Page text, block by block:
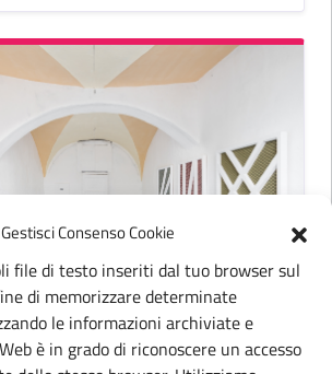
Gestisci Consenso Cookie
file di testo inseriti dal tuo browser sul
di memorizzare determinate
le informazioni archiviate e
è in grado di riconoscere un accesso